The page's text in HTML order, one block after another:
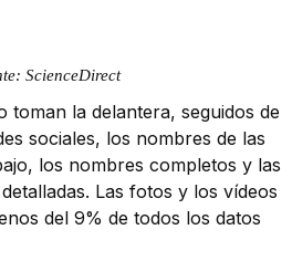
ScienceDirect
toman la delantera, seguidos de
sociales, los nombres de las
los nombres completos y las
Las fotos y los vídeos
del 9% de todos los datos